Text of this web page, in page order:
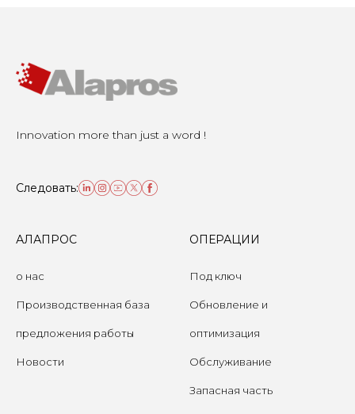
Innovation more than just a word !
Следовать:
АЛАПРОС
о нас
Производственная база
предложения работы
Новости
ОПЕРАЦИИ
Под ключ
Обновление и
оптимизация
Обслуживание
Запасная часть